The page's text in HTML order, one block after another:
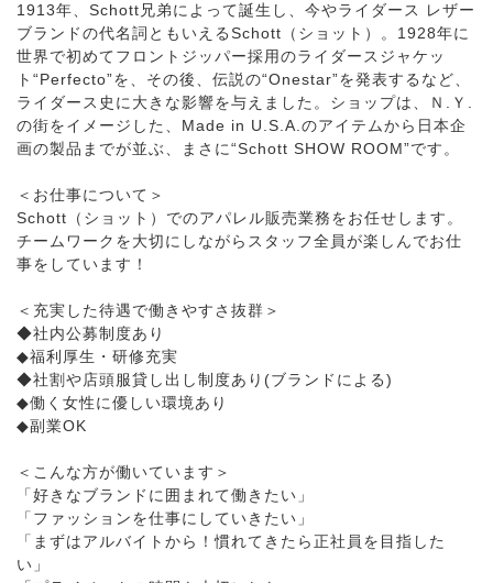
1913年、Schott兄弟によって誕生し、今やライダース レザー
ブランドの代名詞ともいえるSchott（ショット）。1928年に
世界で初めてフロントジッパー採用のライダースジャケッ
ト“Perfecto”を、その後、伝説の“Onestar”を発表するなど、
ライダース史に大きな影響を与えました。ショップは、Ｎ.Ｙ.
の街をイメージした、Made in U.S.A.のアイテムから日本企
画の製品までが並ぶ、まさに“Schott SHOW ROOM”です。
＜お仕事について＞
Schott（ショット）でのアパレル販売業務をお任せします。
チームワークを大切にしながらスタッフ全員が楽しんでお仕
事をしています！
＜充実した待遇で働きやすさ抜群＞
◆社内公募制度あり
◆福利厚生・研修充実
◆社割や店頭服貸し出し制度あり(ブランドによる)
◆働く女性に優しい環境あり
◆副業OK
＜こんな方が働いています＞
「好きなブランドに囲まれて働きたい」
「ファッションを仕事にしていきたい」
「まずはアルバイトから！慣れてきたら正社員を目指した
い」